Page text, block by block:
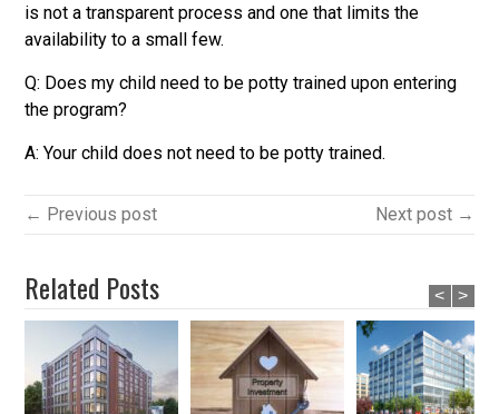
is not a transparent process and one that limits the
availability to a small few.
Q: Does my child need to be potty trained upon entering
the program?
A: Your child does not need to be potty trained.
← Previous post Next post →
Related Posts < >